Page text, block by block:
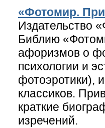
«Фотомир.
Издательство
Библию
афоризмов о
психологии и
фотоэротики),
классиков.
краткие
изречений.